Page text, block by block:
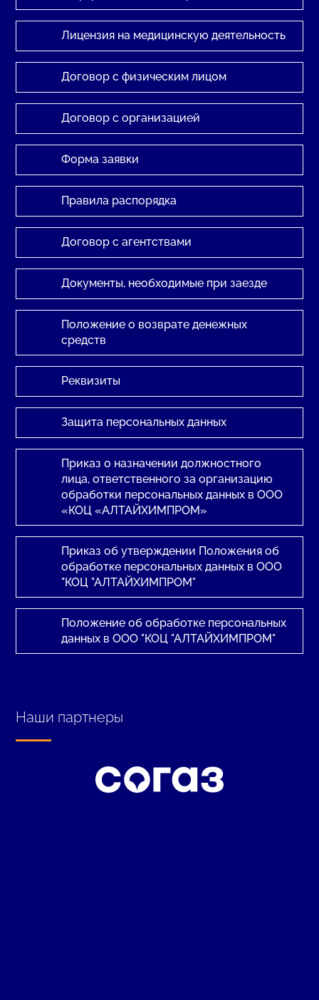
Лицензия на медицинскую деятельность
Договор с физическим лицом
Договор с организацией
Форма заявки
Правила распорядка
Договор с агентствами
Документы, необходимые при заезде
Положение о возврате денежных
средств
Реквизиты
Защита персональных данных
Приказ о назначении должностного
лица, ответственного за организацию
обработки персональных данных в ООО
«КОЦ «АЛТАЙХИМПРОМ»
Приказ об утверждении Положения об
обработке персональных данных в ООО
"КОЦ "АЛТАЙХИМПРОМ"
Положение об обработке персональных
данных в ООО "КОЦ "АЛТАЙХИМПРОМ"
Наши партнеры